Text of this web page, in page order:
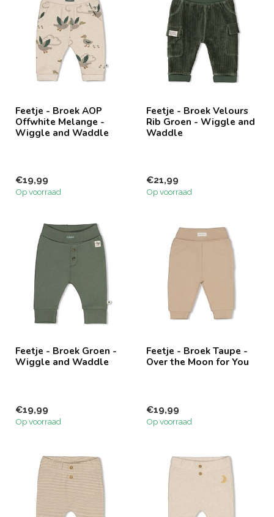
Feetje - Broek AOP
Offwhite Melange -
Wiggle and Waddle
€19,99
Op voorraad
Feetje - Broek Velours
Rib Groen - Wiggle and
Waddle
€21,99
Op voorraad
Feetje - Broek Groen -
Wiggle and Waddle
€19,99
Op voorraad
Feetje - Broek Taupe -
Over the Moon for You
€19,99
Op voorraad